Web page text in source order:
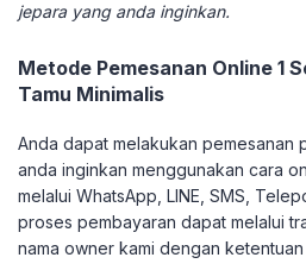
jepara yang anda inginkan.
Metode Pemesanan Online 1
Tamu Minimalis
Anda dapat melakukan pemesanan
anda inginkan menggunakan cara
melalui WhatsApp, LINE, SMS,
proses pembayaran dapat melalui
nama owner kami dengan